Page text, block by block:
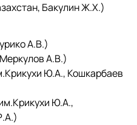
Бакулин Ж.Х.)
А.В.)
А.В.)
Ю.А., Кошкарбаев
Ю.А.,